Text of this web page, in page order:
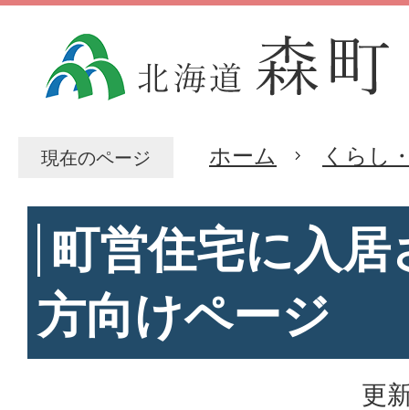
現在のページ ホーム くらし
町営住宅に入
方向けページ
更